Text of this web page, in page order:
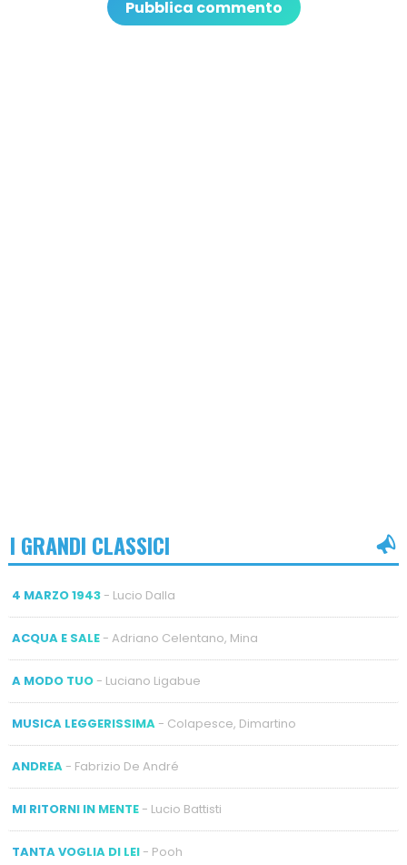
I GRANDI CLASSICI
4 MARZO 1943- Lucio Dalla
ACQUA E SALE- Adriano Celentano, Mina
A MODO TUO- Luciano Ligabue
MUSICA LEGGERISSIMA- Colapesce, Dimartino
ANDREA- Fabrizio De André
MI RITORNI IN MENTE- Lucio Battisti
TANTA VOGLIA DI LEI- Pooh